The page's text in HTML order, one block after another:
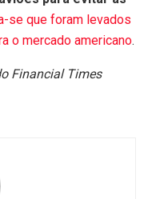
se que foram levados
o mercado americano.
Financial Times